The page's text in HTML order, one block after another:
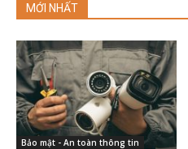
MỚI NHẤT
Bảo mật - An toàn thông tin